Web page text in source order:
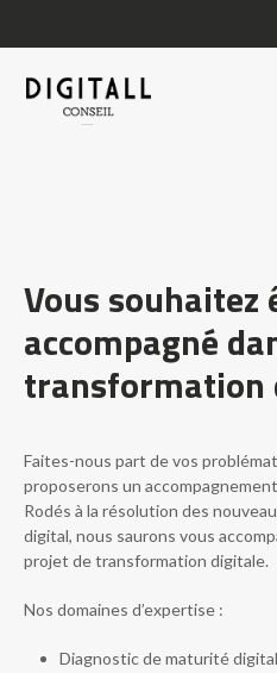
Vous souhaitez
accompagné
transformation
Faites-nous part de vos
proposerons un
Rodés à la résolution des
digital, nous saurons vous
projet de transformation digitale.
Nos domaines d’expertise :
Diagnostic de maturité